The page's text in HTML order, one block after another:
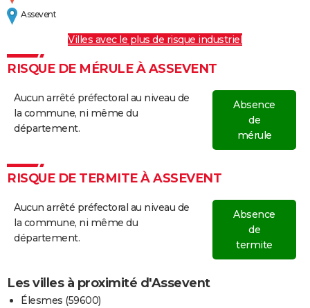
Assevent
Villes avec le plus de risque industriel
RISQUE DE MÉRULE À ASSEVENT
Aucun arrêté préfectoral au niveau de
la commune, ni même du
département.
Absence
de
mérule
RISQUE DE TERMITE À ASSEVENT
Aucun arrêté préfectoral au niveau de
la commune, ni même du
département.
Absence
de
termite
Les villes à proximité d'Assevent
Élesmes (59600)